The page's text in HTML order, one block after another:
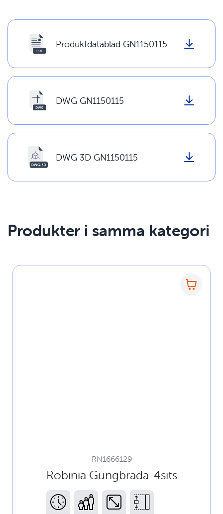
Produktdatablad GN1150115
DWG GN1150115
DWG 3D GN1150115
Produkter i samma kategori
RN1666129
Robinia Gungbräda-4sits